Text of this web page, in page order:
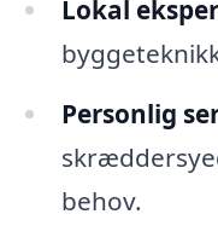
Lokal
Personlig
behov.